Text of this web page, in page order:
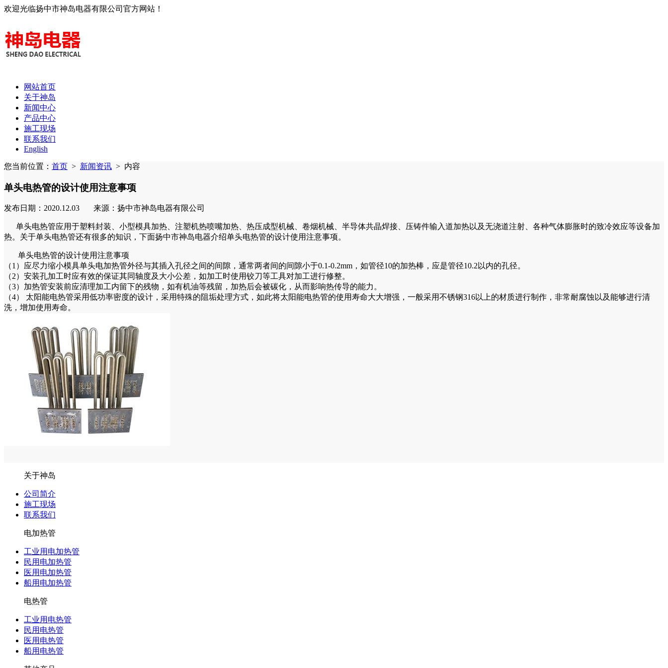
欢迎光临扬中市神岛电器有限公司官方网站！
网站首页
关于神岛
新闻中心
产品中心
施工现场
联系我们
English
您当前位置： 首页 > 新闻资讯 > 内容
单头电热管的设计使用注意事项
发布日期：2020.12.03 来源：扬中市神岛电器有限公司
单头电热管应用于塑料封装、小型模具加热、注塑机热喷嘴加热、热压成型机械、卷烟机械、半导体共晶焊接、压铸件输入道加热以及无浇道注射、各种气体膨胀时的致冷效应等设备加
热。关于单头电热管还有很多的知识，下面扬中市神岛电器介绍单头电热管的设计使用注意事项。
单头电热管的设计使用注意事项
（1）应尽力缩小模具单头电加热管外径与其插入孔径之间的间隙，通常两者间的间隙小于0.1-0.2mm，如管径10的加热棒，应是管径10.2以内的孔径。
（2）安装孔加工时应有效的保证其同轴度及大小公差，如加工时使用铰刀等工具对加工进行修整。
（3）加热管安装前应清理加工内留下的残物，如有机油等残留，加热后会被碳化，从而影响热传导的能力。
（4） 太阳能电热管采用低功率密度的设计，采用特殊的阻垢处理方式，如此将太阳能电热管的使用寿命大大增强，一般采用不锈钢316以上的材质进行制作，非常耐腐蚀以及能够进行清
洗，增加使用寿命。
关于神岛
公司简介
施工现场
联系我们
电加热管
工业用电加热管
民用电加热管
医用电加热管
船用电加热管
电热管
工业用电热管
民用电热管
医用电热管
船用电热管